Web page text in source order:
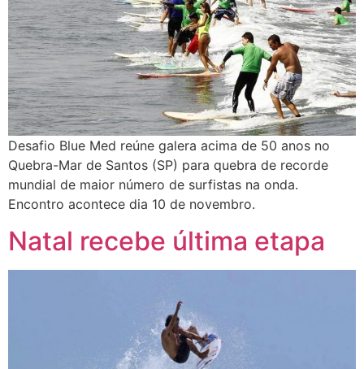
Desafio Blue Med reúne galera acima de 50 anos no
Quebra-Mar de Santos (SP) para quebra de recorde
mundial de maior número de surfistas na onda.
Encontro acontece dia 10 de novembro.
Natal recebe última etapa